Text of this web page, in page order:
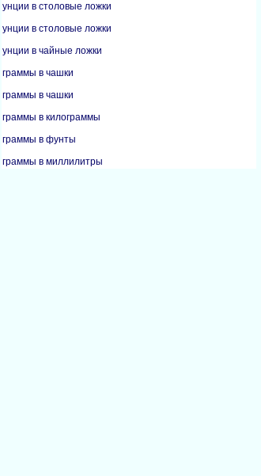
унции в столовые ложки
унции в столовые ложки
унции в чайные ложки
граммы в чашки
граммы в чашки
граммы в килограммы
граммы в фунты
граммы в миллилитры